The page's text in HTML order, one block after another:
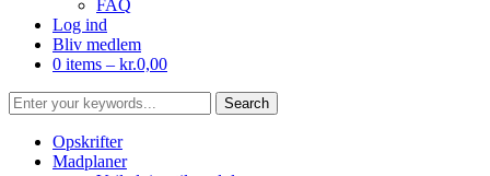
FAQ
Log ind
Bliv medlem
0 items – kr.0,00
Opskrifter
Madplaner